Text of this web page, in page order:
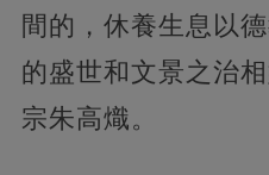
間的，休養生息以
的盛世和文景之治
宗朱高熾。